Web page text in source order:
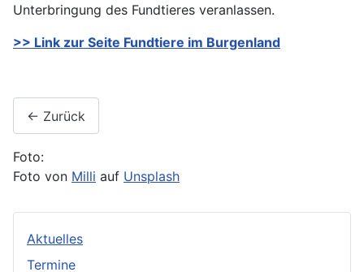
Aktuelles
Termine
Unterbringung des Fundtieres veranlassen.
>> Link zur Seite Fundtiere im Burgenland
← Zurück
Foto:
Foto von Milli auf Unsplash